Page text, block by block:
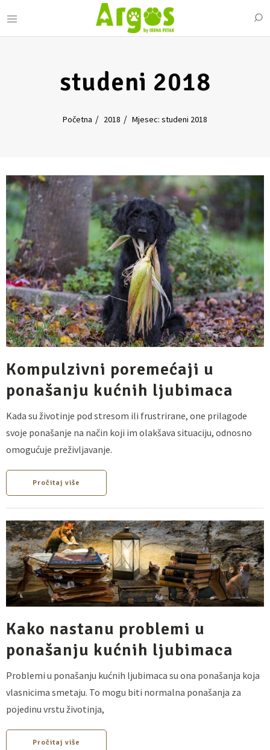
studeni 2018
Početna 2018 Mjesec: studeni 2018
Kompulzivni poremećaji u
ponašanju kućnih ljubimaca
Kada su životinje pod stresom ili frustrirane, one prilagode
svoje ponašanje na način koji im olakšava situaciju, odnosno
omogućuje preživljavanje.
Pročitaj više
Kako nastanu problemi u
ponašanju kućnih ljubimaca
Problemi u ponašanju kućnih ljubimaca su ona ponašanja koja
vlasnicima smetaju. To mogu biti normalna ponašanja za
pojedinu vrstu životinja,
Pročitaj više